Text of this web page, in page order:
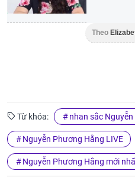
Theo
Từ khóa: nhan sắc
Nguyễn Phương Hằng LIVE
Nguyễn Phương Hằng mới